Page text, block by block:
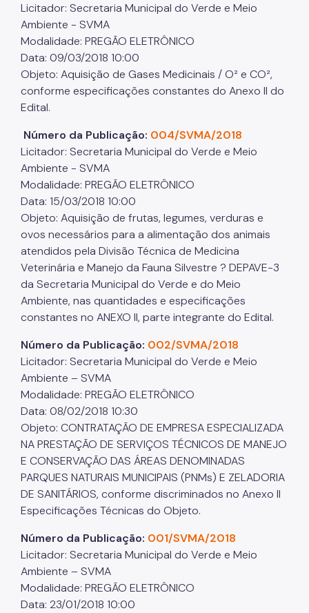
Licitador: Secretaria Municipal do Verde e Meio
Ambiente - SVMA
Modalidade: PREGÃO ELETRÔNICO
Data: 09/03/2018 10:00
Objeto: Aquisição de Gases Medicinais / O² e CO²,
conforme especificações constantes do Anexo II do
Edital.
Número da Publicação: 004/SVMA/2018
Licitador: Secretaria Municipal do Verde e Meio
Ambiente - SVMA
Modalidade: PREGÃO ELETRÔNICO
Data: 15/03/2018 10:00
Objeto: Aquisição de frutas, legumes, verduras e
ovos necessários para a alimentação dos animais
atendidos pela Divisão Técnica de Medicina
Veterinária e Manejo da Fauna Silvestre ? DEPAVE-3
da Secretaria Municipal do Verde e do Meio
Ambiente, nas quantidades e especificações
constantes no ANEXO II, parte integrante do Edital.
Número da Publicação: 002/SVMA/2018
Licitador: Secretaria Municipal do Verde e Meio
Ambiente – SVMA
Modalidade: PREGÃO ELETRÔNICO
Data: 08/02/2018 10:30
Objeto: CONTRATAÇÃO DE EMPRESA ESPECIALIZADA
NA PRESTAÇÃO DE SERVIÇOS TÉCNICOS DE MANEJO
E CONSERVAÇÃO DAS ÁREAS DENOMINADAS
PARQUES NATURAIS MUNICIPAIS (PNMs) E ZELADORIA
DE SANITÁRIOS, conforme discriminados no Anexo II
Especificações Técnicas do Objeto.
Número da Publicação: 001/SVMA/2018
Licitador: Secretaria Municipal do Verde e Meio
Ambiente – SVMA
Modalidade: PREGÃO ELETRÔNICO
Data: 23/01/2018 10:00